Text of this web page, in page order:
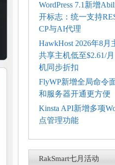
WordPress 7.1新增
开标志：统一支持
CP与AI代理
HawkHost 2026年8月
共享主机低至$2.61/
机同步折扣
FlyWP新增全局命令
和服务器开通更方便
Kinsta API新增多项
点管理功能
RakSmart七月活动